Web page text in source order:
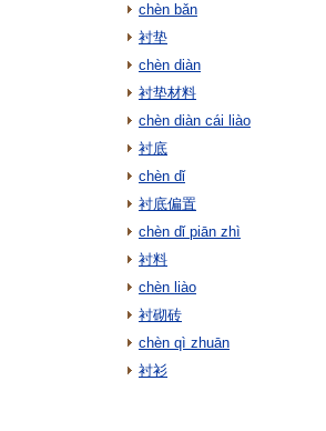
chèn bǎn
衬垫
chèn diàn
衬垫材料
chèn diàn cái liào
衬底
chèn dǐ
衬底偏置
chèn dǐ piān zhì
衬料
chèn liào
衬砌砖
chèn qì zhuān
衬衫